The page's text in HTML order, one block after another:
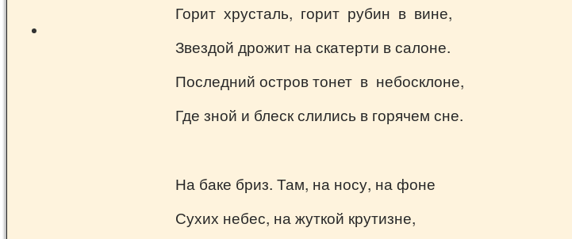
Горит хрусталь, горит рубин в вине,
Звездой дрожит на скатерти в салоне.
Последний остров тонет в небосклоне,
Где зной и блеск слились в горячем сне.
На баке бриз. Там, на носу, на фоне
Сухих небес, на жуткой крутизне,